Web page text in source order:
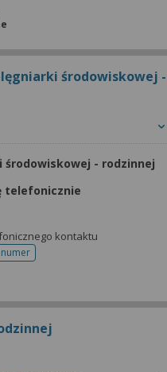
środowiskowej -
- rodzinnej
telefonicznie
kontaktu
do rejestracji